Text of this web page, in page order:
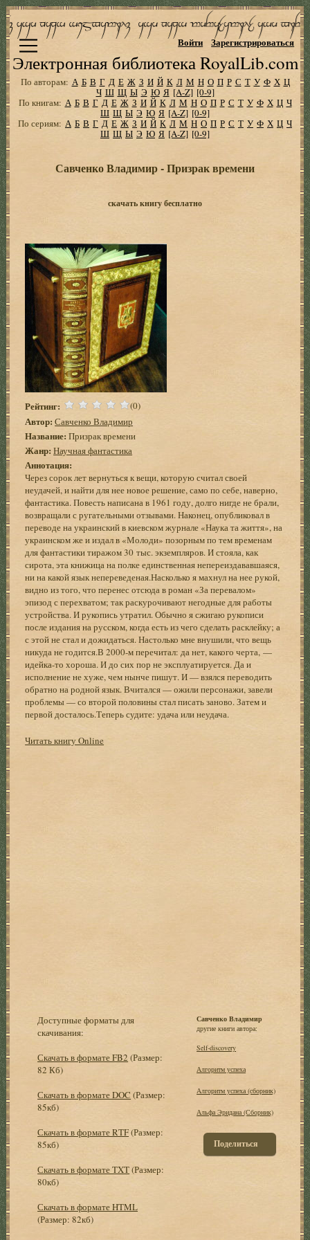
Электронная библиотека RoyalLib.com
Войти Зарегистрироваться
По авторам: А Б В Г Д Е Ж З И Й К Л М Н О П Р С Т У Ф Х Ц
Ч Ш Щ Ы Э Ю Я [A-Z] [0-9]
По книгам: А Б В Г Д Е Ж З И Й К Л М Н О П Р С Т У Ф Х Ц Ч
Ш Щ Ы Э Ю Я [A-Z] [0-9]
По сериям: А Б В Г Д Е Ж З И Й К Л М Н О П Р С Т У Ф Х Ц Ч
Ш Щ Ы Э Ю Я [A-Z] [0-9]
Савченко Владимир - Призрак времени
скачать книгу бесплатно
Рейтинг: (0)
Автор: Савченко Владимир
Название: Призрак времени
Жанр: Научная фантастика
Аннотация:
Через сорок лет вернуться к вещи, которую считал своей
неудачей, и найти для нее новое решение, само по себе, наверно,
фантастика. Повесть написана в 1961 году, долго нигде не брали,
возвращали с ругательными отзывами. Наконец, опубликовал в
переводе на украинский в киевском журнале «Наука та життя», на
украинском же и издал в «Молоди» позорным по тем временам
для фантастики тиражом 30 тыс. экземпляров. И стояла, как
сирота, эта книжица на полке единственная непереиздававшаяся,
ни на какой язык непереведеная.Насколько я махнул на нее рукой,
видно из того, что перенес отсюда в роман «За перевалом»
эпизод с перехватом; так раскурочивают негодные для работы
устройства. И рукопись утратил. Обычно я сжигаю рукописи
после издания на русском, когда есть из чего сделать расклейку; а
с этой не стал и дожидаться. Настолько мне внушили, что вещь
никуда не годится.В 2000-м перечитал: да нет, какого черта, —
идейка-то хороша. И до сих пор не эксплуатируется. Да и
исполнение не хуже, чем нынче пишут. И — взялся переводить
обратно на родной язык. Вчитался — ожили персонажи, завели
проблемы — со второй половины стал писать заново. Затем и
первой досталось.Теперь судите: удача или неудача.
Читать книгу Online
Доступные форматы для
скачивания:
Скачать в формате FB2 (Размер:
82 Кб)
Скачать в формате DOC (Размер:
85кб)
Скачать в формате RTF(Размер:
85кб)
Скачать в формате TXT(Размер:
80кб)
Скачать в формате HTML
(Размер: 82кб)
Савченко Владимир
другие книги автора:
Self-discovery
Алгоритм успеха
Алгоритм успеха (сборник)
Альфа Эридана (Сборник)
Поделиться